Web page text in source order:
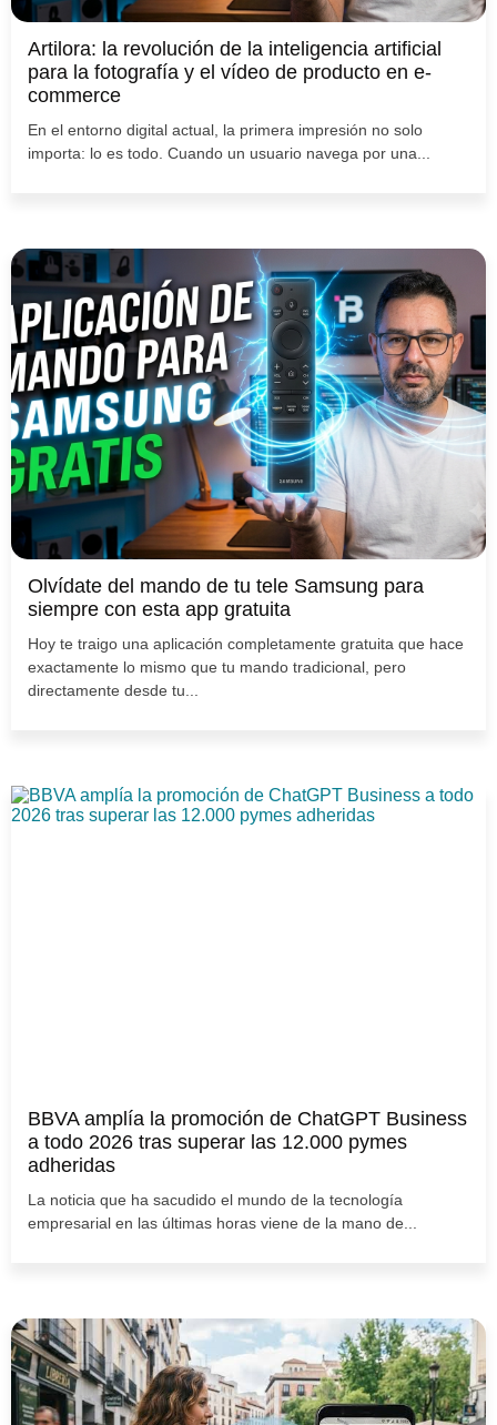
Artilora: la revolución de la inteligencia artificial
para la fotografía y el vídeo de producto en e-
commerce
En el entorno digital actual, la primera impresión no solo
importa: lo es todo. Cuando un usuario navega por una...
Olvídate del mando de tu tele Samsung para
siempre con esta app gratuita
Hoy te traigo una aplicación completamente gratuita que hace
exactamente lo mismo que tu mando tradicional, pero
directamente desde tu...
BBVA amplía la promoción de ChatGPT Business
a todo 2026 tras superar las 12.000 pymes
adheridas
La noticia que ha sacudido el mundo de la tecnología
empresarial en las últimas horas viene de la mano de...